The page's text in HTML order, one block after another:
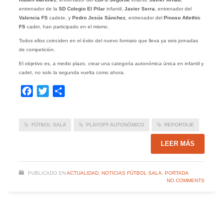
entrenador de la SD Colegio El Pilar infantil, Javier Serra , entrenador del
Valencia FScadete, y Pedro Jesús Sánchez, entrenador del Pinoso Atlethic
FScadet, han participado en el mismo.
Todos ellos coinciden en el éxito del nuevo formato que lleva ya seis jornadas
de competición.
El objetivo es, a medio plazo, crear una categoría autonómica única en infantil y
cadet, no solo la segunda vuelta como ahora.
Facebook
Twitter
FÚTBOL SALA PLAYOFF AUTONÓMICO REPORTAJE
LEER MÁS
PUBLICADO EN ACTUALIDAD, NOTICIAS FÚTBOL SALA, PORTADA
NO COMMENTS